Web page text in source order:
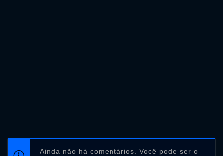
Ainda não há comentários. Você pode ser o